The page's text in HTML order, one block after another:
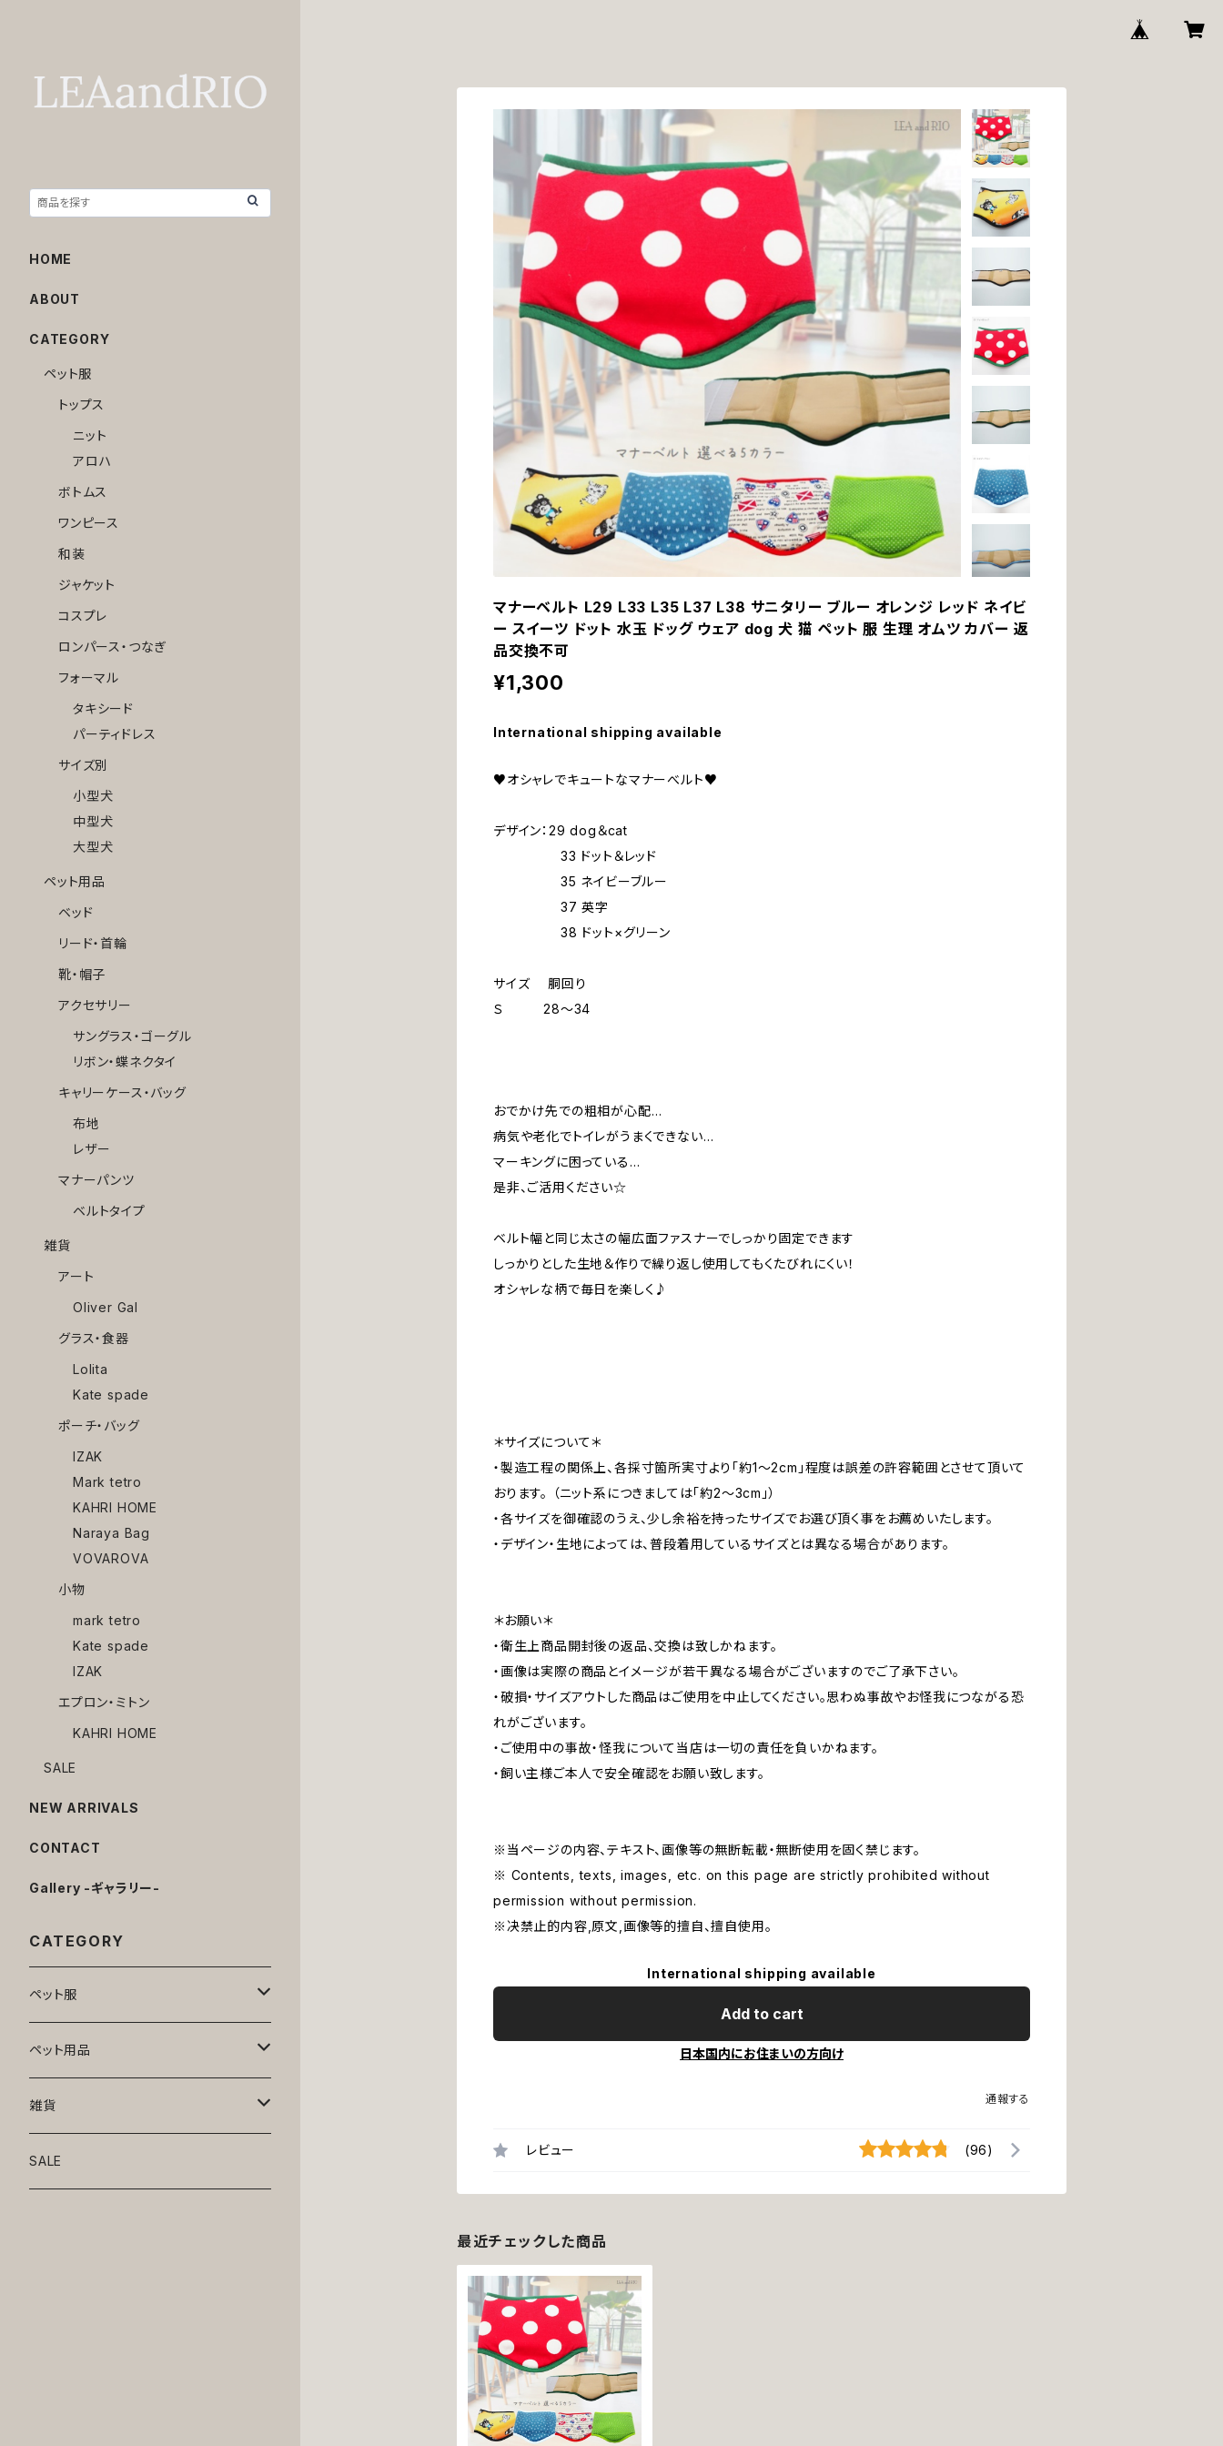
マナーベルト L29 L33 L35 L37 L38 サニタリー ブルー オレンジ レッド ネイビ
ー スイーツ ドット 水玉 ドッグ ウェア dog 犬 猫 ペット 服 生理 オムツ カバー 返
品交換不可
¥1,300
International shipping available
♥オシャレでキュートなマナーべルト♥
デザイン：29 dog＆cat
33 ドット＆レッド
35 ネイビーブルー
37 英字
38 ドット×グリーン
サイズ 胴回り
Ｓ 28～34
おでかけ先での粗相が心配…
病気や老化でトイレがうまくできない…
マーキングに困っている…
是非、ご活用ください☆
ベルト幅と同じ太さの幅広面ファスナーでしっかり固定できます
しっかりとした生地＆作りで繰り返し使用してもくたびれにくい！
オシャレな柄で毎日を楽しく♪
＊サイズについて＊
・製造工程の関係上、各採寸箇所実寸より「約1～2cm」程度は誤差の許容範囲とさせて頂いて
おります。 （ニット系につきましては「約2～3cm」）
・各サイズを御確認のうえ、少し余裕を持ったサイズでお選び頂く事をお薦めいたします。
・デザイン・生地によっては、普段着用しているサイズとは異なる場合があります。
＊お願い＊
・衛生上商品開封後の返品、交換は致しかねます。
・画像は実際の商品とイメージが若干異なる場合がございますのでご了承下さい。
・破損・サイズアウトした商品はご使用を中止してください。思わぬ事故やお怪我につながる恐
れがございます。
・ご使用中の事故・怪我について当店は一切の責任を負いかねます。
・飼い主様ご本人で安全確認をお願い致します。
※当ページの内容、テキスト、画像等の無断転載・無断使用を固く禁じます。
※ Contents, texts, images, etc. on this page are strictly prohibited without
permission without permission.
※决禁止的内容,原文,画像等的擅自、擅自使用。
International shipping available
Add to cart
日本国内にお住まいの方向け
通報する
レビュー (96)
最近チェックした商品
HOME
ABOUT
CATEGORY
ペット服
トップス
ニット
アロハ
ボトムス
ワンピース
和装
ジャケット
コスプレ
ロンパース・つなぎ
フォーマル
タキシード
パーティドレス
サイズ別
小型犬
中型犬
大型犬
ペット用品
ベッド
リード・首輪
靴・帽子
アクセサリー
サングラス・ゴーグル
リボン・蝶ネクタイ
キャリーケース・バッグ
布地
レザー
マナーパンツ
ベルトタイプ
雑貨
アート
Oliver Gal
グラス・食器
Lolita
Kate spade
ポーチ・バッグ
IZAK
Mark tetro
KAHRI HOME
Naraya Bag
VOVAROVA
小物
mark tetro
Kate spade
IZAK
エプロン・ミトン
KAHRI HOME
SALE
NEW ARRIVALS
CONTACT
Gallery -ギャラリー-
CATEGORY
ペット服
トップス
ニット
アロハ
ボトムス
ワンピース
ペット用品
ベッド
リード・首輪
雑貨
アート
SALE